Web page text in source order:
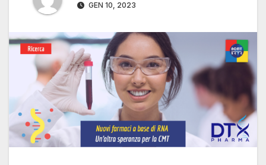
GEN 10, 2023